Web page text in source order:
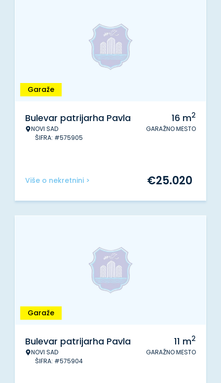
Garaže
Bulevar patrijarha Pavla
NOVI SAD
ŠIFRA: #575905
16 m2
GARAŽNO MESTO
Više o nekretnini > €25.020
Garaže
Bulevar patrijarha Pavla
NOVI SAD
ŠIFRA: #575904
11 m2
GARAŽNO MESTO